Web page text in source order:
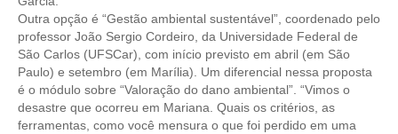
PUBLICIDADE
MANUAL DE REDAÇÃO
RELEASES
Outra opção é “Gestão ambiental sustentável”, coordenado pelo
professor João Sergio Cordeiro, da Universidade Federal de
São Carlos (UFSCar), com início previsto em abril (em São
Paulo) e setembro (em Marília). Um diferencial nessa proposta
é o módulo sobre “Valoração do dano ambiental”. “Vimos o
desastre que ocorreu em Mariana. Quais os critérios, as
ferramentas, como você mensura o que foi perdido em uma